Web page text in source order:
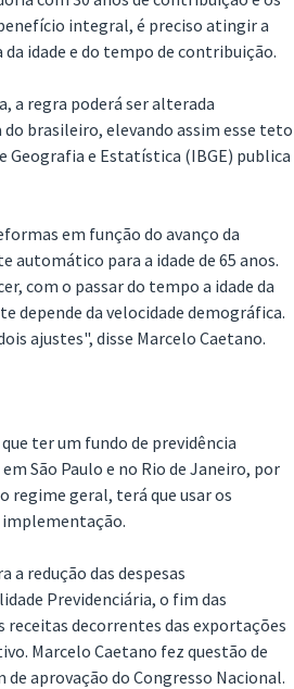
integral, é preciso atingir a
idade e do tempo de contribuição.
a regra poderá ser alterada
brasileiro, elevando assim esse teto
e Estatística (IBGE) publica
em função do avanço da
automático para a idade de 65 anos.
com o passar do tempo a idade da
depende da velocidade demográfica.
ajustes", disse Marcelo Caetano.
ter um fundo de previdência
São Paulo e no Rio de Janeiro, por
regime geral, terá que usar os
implementação.
redução das despesas
Previdenciária, o fim das
receitas decorrentes das exportações
Marcelo Caetano fez questão de
aprovação do Congresso Nacional.